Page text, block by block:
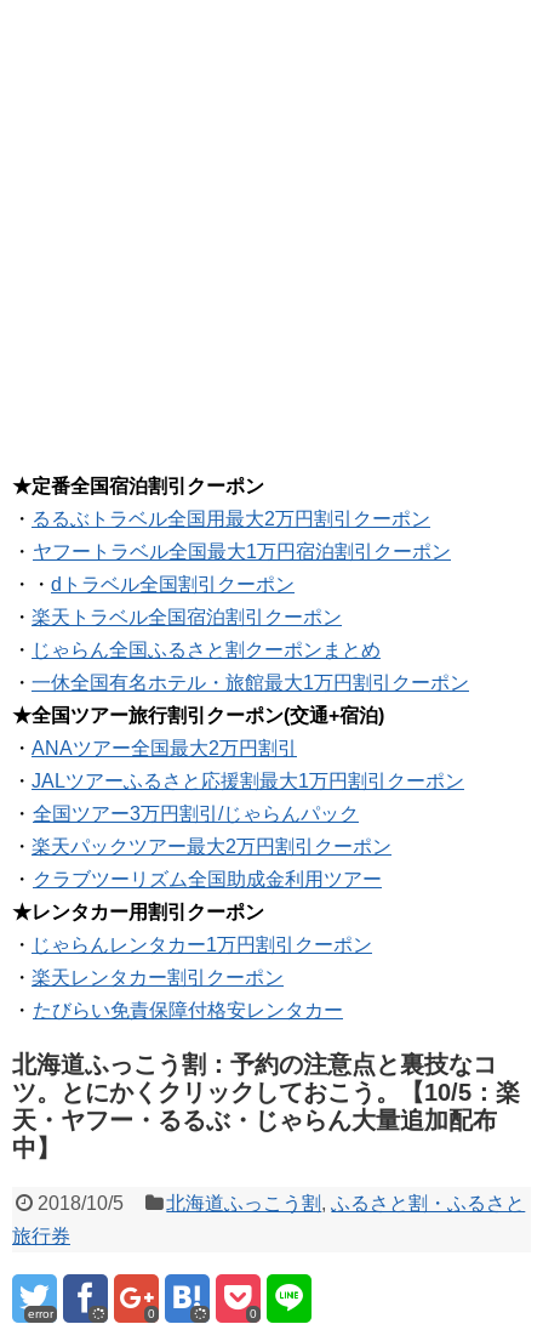
★定番全国宿泊割引クーポン
・ るるぶトラベル全国用最大2万円割引クーポン
・ ヤフートラベル全国最大1万円宿泊割引クーポン
・・ dトラベル全国割引クーポン
・ 楽天トラベル全国宿泊割引クーポン
・ じゃらん全国ふるさと割クーポンまとめ
・ 一休全国有名ホテル・旅館最大1万円割引クーポン
★全国ツアー旅行割引クーポン(交通+宿泊)
・ ANAツアー全国最大2万円割引
・ JALツアーふるさと応援割最大1万円割引クーポン
・ 全国ツアー3万円割引/じゃらんパック
・ 楽天パックツアー最大2万円割引クーポン
・ クラブツーリズム全国助成金利用ツアー
★レンタカー用割引クーポン
・ じゃらんレンタカー1万円割引クーポン
・ 楽天レンタカー割引クーポン
・ たびらい免責保障付格安レンタカー
北海道ふっこう割：予約の注意点と裏技なコ
ツ。とにかくクリックしておこう。【10/5：楽
天・ヤフー・るるぶ・じゃらん大量追加配布
中】
2018/10/5 北海道ふっこう割 ,ふるさと割・ふるさと
旅行券
error 0 0